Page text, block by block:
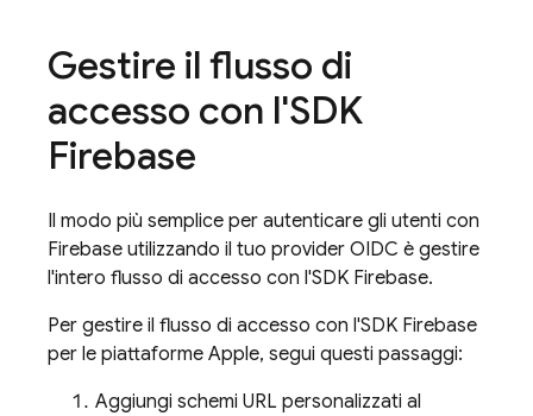
Gestire il flusso di
accesso con l'SDK
Firebase
Il modo più semplice per autenticare gli utenti con
Firebase utilizzando il tuo provider OIDC è gestire
l'intero flusso di accesso con l'SDK Firebase.
Per gestire il flusso di accesso con l'SDK Firebase
per le piattaforme Apple, segui questi passaggi:
Aggiungi schemi URL personalizzati al